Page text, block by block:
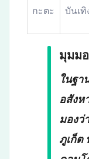
กะตะ
บันเทิ
มุมม
ในฐา
อสังห
มองว่
ภูเก็ต